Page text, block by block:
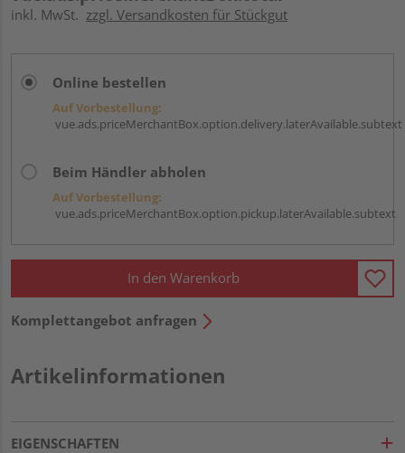
inkl. MwSt. zzgl. Versandkosten für Stückgut
Online bestellen
Auf Vorbestellung:
vue.ads.priceMerchantBox.option.delivery.laterAvailable.subtext
Beim Händler abholen
Auf Vorbestellung:
vue.ads.priceMerchantBox.option.pickup.laterAvailable.subtext
In den Warenkorb
Komplettangebot anfragen
Artikelinformationen
EIGENSCHAFTEN